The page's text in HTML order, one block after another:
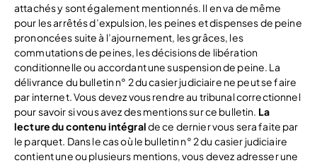
attachés y sont également mentionnés. Il en va de même
pour les arrêtés d’expulsion, les peines et dispenses de peine
prononcées suite à l’ajournement, les grâces, les
commutations de peines, les décisions de libération
conditionnelle ou accordant une suspension de peine. La
délivrance du bulletin n° 2 du casier judiciaire ne peut se faire
par internet. Vous devez vous rendre au tribunal correctionnel
pour savoir si vous avez des mentions sur ce bulletin. La
lecture du contenu intégralde ce dernier vous sera faite par
le parquet. Dans le cas où le bulletin n° 2 du casier judiciaire
contient une ou plusieurs mentions, vous devez adresser une